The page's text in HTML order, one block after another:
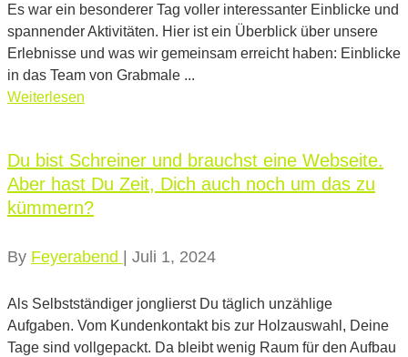
Es war ein besonderer Tag voller interessanter Einblicke und
spannender Aktivitäten. Hier ist ein Überblick über unsere
Erlebnisse und was wir gemeinsam erreicht haben: Einblicke
in das Team von Grabmale ...
Weiterlesen
Du bist Schreiner und brauchst eine Webseite.
Aber hast Du Zeit, Dich auch noch um das zu
kümmern?
By Feyerabend | Juli 1, 2024
Als Selbstständiger jonglierst Du täglich unzählige
Aufgaben. Vom Kundenkontakt bis zur Holzauswahl, Deine
Tage sind vollgepackt. Da bleibt wenig Raum für den Aufbau